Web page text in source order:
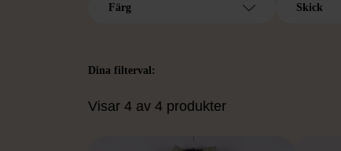
Färg Skick
Dina filterval:
Visar 4 av 4 produkter